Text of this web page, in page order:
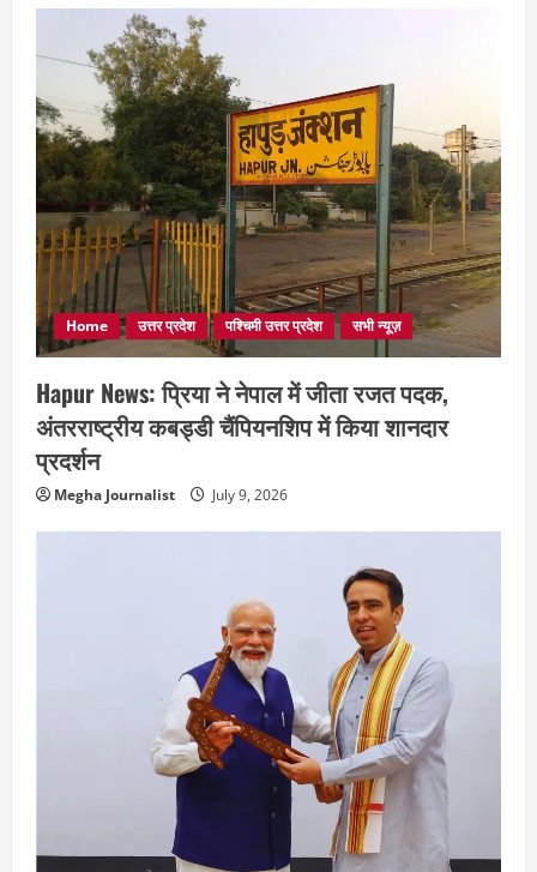
Home उत्तर प्रदेश पश्चिमी उत्तर प्रदेश सभी न्यूज़
Hapur News: प्रिया ने नेपाल में जीता रजत पदक,
अंतरराष्ट्रीय कबड्डी चैंपियनशिप में किया शानदार
प्रदर्शन
Megha Journalist July 9, 2026